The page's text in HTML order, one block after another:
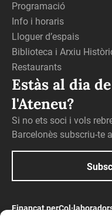
Programació
Info i horaris
Lloguer d’espais
Biblioteca i Arxiu
Restaurants
Estàs al dia
l'Ateneu?
Si no ets soci i vols
Barcelonès subscriu-te
Finançat per